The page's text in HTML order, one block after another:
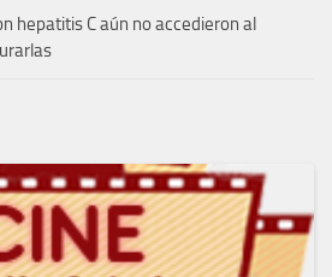
hepatitis C aún no accedieron al